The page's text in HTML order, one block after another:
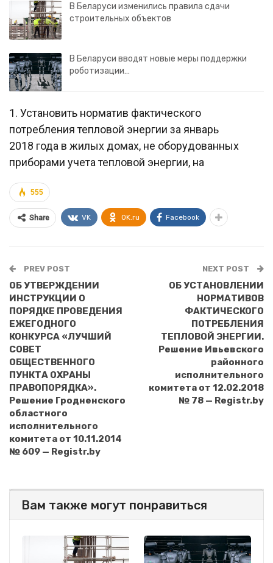
В Беларуси изменились правила сдачи
строительных объектов
В Беларуси вводят новые меры поддержки
роботизации…
1. Установить норматив фактического
потребления тепловой энергии за январь
2018 года в жилых домах, не оборудованных
приборами учета тепловой энергии, на
555
Share VK OK.ru Facebook
PREV POST
ОБ УТВЕРЖДЕНИИ
ИНСТРУКЦИИ О
ПОРЯДКЕ ПРОВЕДЕНИЯ
ЕЖЕГОДНОГО
КОНКУРСА «ЛУЧШИЙ
СОВЕТ
ОБЩЕСТВЕННОГО
ПУНКТА ОХРАНЫ
ПРАВОПОРЯДКА».
Решение Гродненского
областного
исполнительного
комитета от 10.11.2014
№ 609 — Registr.by
NEXT POST
ОБ УСТАНОВЛЕНИИ
НОРМАТИВОВ
ФАКТИЧЕСКОГО
ПОТРЕБЛЕНИЯ
ТЕПЛОВОЙ ЭНЕРГИИ.
Решение Ивьевского
районного
исполнительного
комитета от 12.02.2018
№ 78 — Registr.by
Вам также могут понравиться